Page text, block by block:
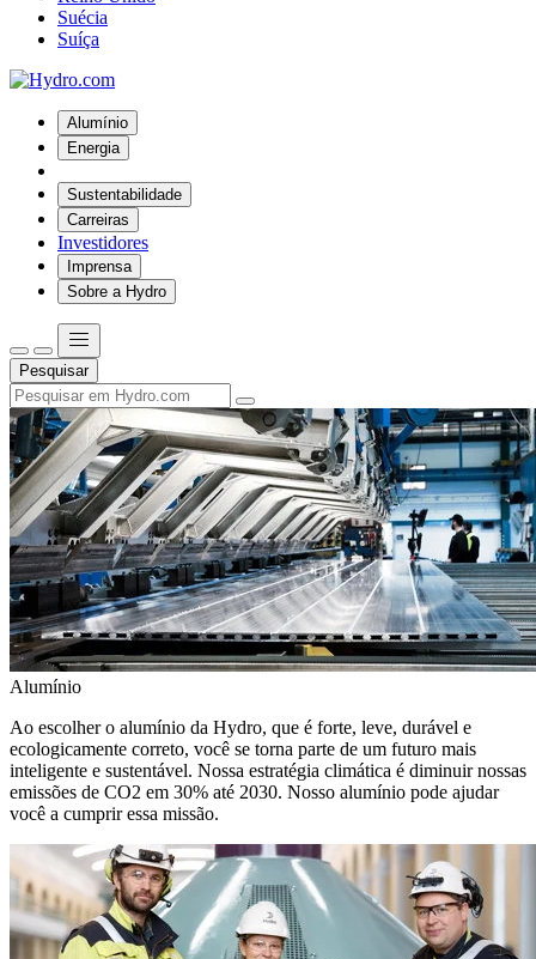
Suécia
Suíça
Alumínio
Energia
Sustentabilidade
Carreiras
Investidores
Imprensa
Sobre a Hydro
Pesquisar
Alumínio
Ao escolher o alumínio da Hydro, que é forte, leve, durável e
ecologicamente correto, você se torna parte de um futuro mais
inteligente e sustentável. Nossa estratégia climática é diminuir nossas
emissões de CO2 em 30% até 2030. Nosso alumínio pode ajudar
você a cumprir essa missão.